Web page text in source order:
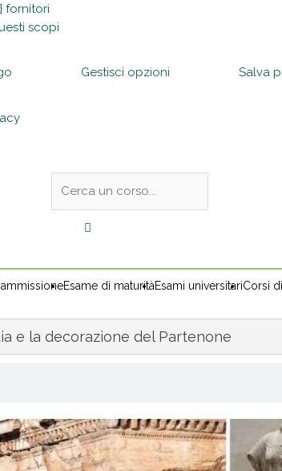
fornitori
scopi
Gestisci opzioni Salva
Esame di maturitàEsami universitariCorsi
e la decorazione del Partenone